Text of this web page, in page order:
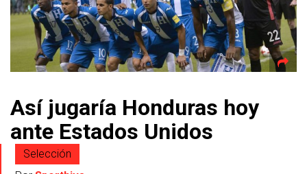
Así jugaría Honduras hoy
ante Estados Unidos
Selección